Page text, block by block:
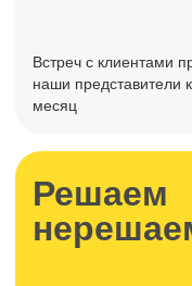
Встреч с клиентами
наши представители
месяц
Решаем